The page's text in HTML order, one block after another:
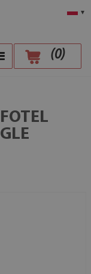
▾
(0)